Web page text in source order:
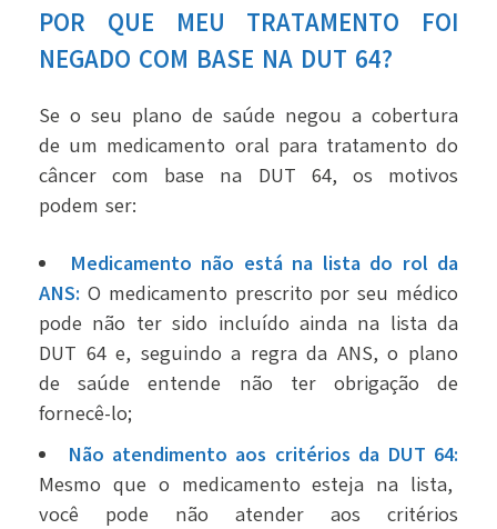
POR QUE MEU TRATAMENTO FOI
NEGADO COM BASE NA DUT 64?
Se o seu plano de saúde negou a cobertura
de um medicamento oral para tratamento do
câncer com base na DUT 64, os motivos
podem ser:
Medicamento não está na lista do rol da
ANS: O medicamento prescrito por seu médico
pode não ter sido incluído ainda na lista da
DUT 64 e, seguindo a regra da ANS, o plano
de saúde entende não ter obrigação de
fornecê-lo;
Não atendimento aos critérios da DUT 64:
Mesmo que o medicamento esteja na lista,
você pode não atender aos critérios